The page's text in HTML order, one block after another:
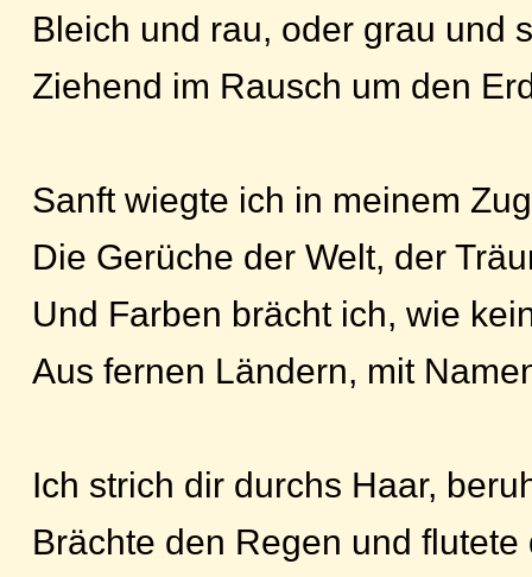
Bleich und rau, oder grau und
Ziehend im Rausch um den
Sanft wiegte ich in meinem Zug
Die Gerüche der Welt, der
Und Farben brächt ich, wie
Aus fernen Ländern, mit
Ich strich dir durchs Haar,
Brächte den Regen und